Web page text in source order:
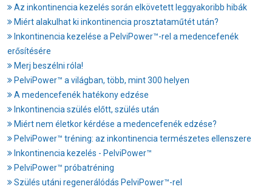
Az inkontinencia kezelés során elkövetett leggyakoribb hibák
Miért alakulhat ki inkontinencia prosztataműtét után?
Inkontinencia kezelése a PelviPower™-rel a medencefenék
erősítésére
Merj beszélni róla!
PelviPower™ a világban, több, mint 300 helyen
A medencefenék hatékony edzése
Inkontinencia szülés előtt, szülés után
Miért nem életkor kérdése a medencefenék edzése?
PelviPower™ tréning: az inkontinencia természetes ellenszere
Inkontinencia kezelés - PelviPower™
PelviPower™ próbatréning
Szülés utáni regenerálódás PelviPower™-rel